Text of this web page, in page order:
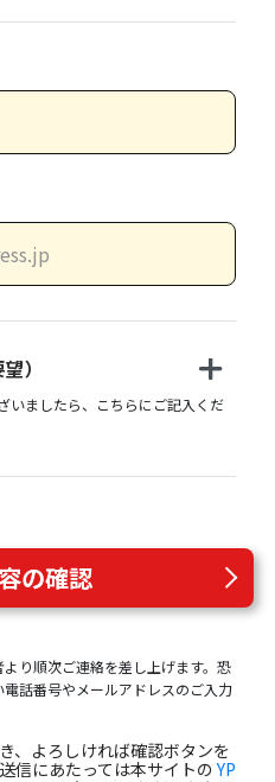
）
ましたら、こちらにご記入くだ
の確認
り順次ご連絡を差し上げます。恐
話番号やメールアドレスのご入力
、よろしければ確認ボタンを
信にあたっては本サイトのYP